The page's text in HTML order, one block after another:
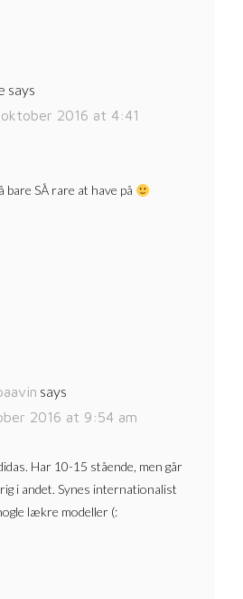
says
oktober 2016 at 4:41
bare SÅ rare at have på
says
2016 at 9:54 am
Har 10-15 stående, men går
i andet. Synes internationalist
lækre modeller (: